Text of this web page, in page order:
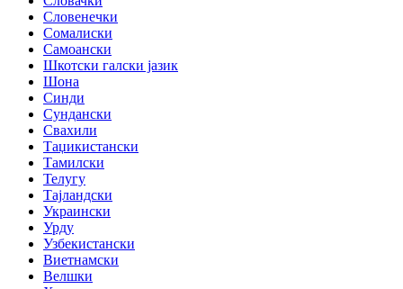
Словенечки
Сомалиски
Самоански
Шкотски галски јазик
Шона
Синди
Сундански
Свахили
Таџикистански
Тамилски
Телугу
Тајландски
Украински
Урду
Узбекистански
Виетнамски
Велшки